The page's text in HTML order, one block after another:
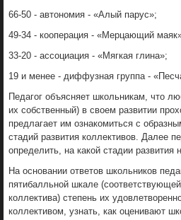
66-50 - автономия - «Алый парус»;
49-34 - кооперация - «Мерцающий
33-20 - ассоциация - «Мягкая глина»;
19 и менее - диффузная группа -
Педагог объясняет школьникам, что
их собственный) в своем развитии
предлагает им ознакомиться с
стадий развития коллективов. Далее
определить, на какой стадии развития
На основании ответов школьников
пятибалльной шкале
коллектива) степень их
коллективом, узнать, как оценивают